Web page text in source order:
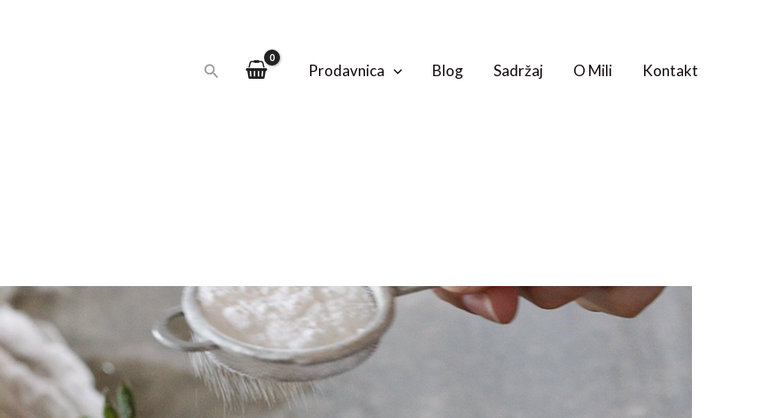
Pretraga Prodavnica Blog Sadržaj O Mili Kontakt